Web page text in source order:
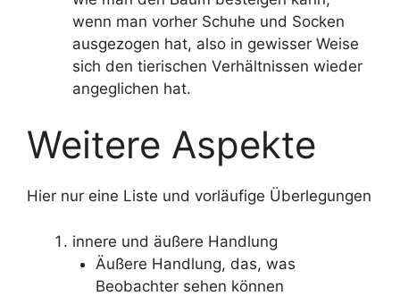
wenn man vorher Schuhe und Socken
ausgezogen hat, also in gewisser Weise
sich den tierischen Verhältnissen wieder
angeglichen hat.
Weitere Aspekte
Hier nur eine Liste und vorläufige Überlegungen
innere und äußere Handlung
Äußere Handlung, das, was
Beobachter sehen können